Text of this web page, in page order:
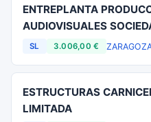
ENTREPLANTA
AUDIOVISUALES
SL 3.006,00 €
ESTRUCTURAS
LIMITADA